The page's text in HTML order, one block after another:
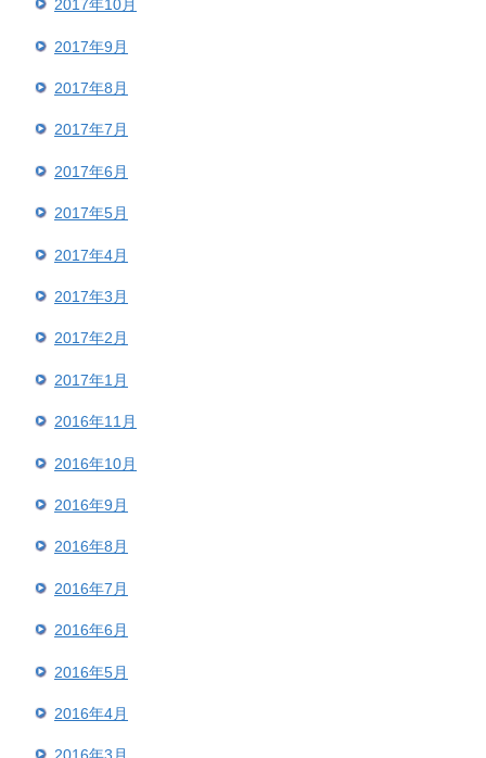
2017年10月
2017年9月
2017年8月
2017年7月
2017年6月
2017年5月
2017年4月
2017年3月
2017年2月
2017年1月
2016年11月
2016年10月
2016年9月
2016年8月
2016年7月
2016年6月
2016年5月
2016年4月